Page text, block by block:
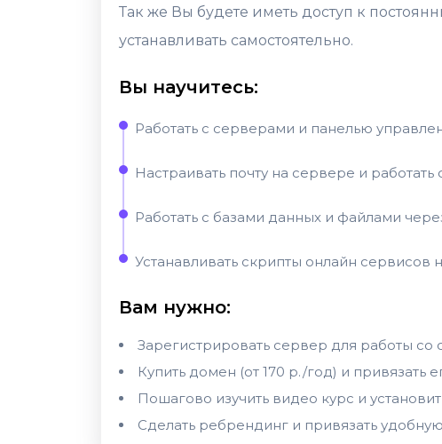
Так же Вы будете иметь доступ к
устанавливать самостоятельно.
Вы научитесь:
Работать с серверами и панелью
Настраивать почту на сервере и
Работать с базами данных и файлами
Устанавливать скрипты онлайн сервисов
Вам нужно:
Зарегистрировать сервер для работы со
Купить домен (от 170 р./год) и привязать
Пошагово изучить видео курс и
Сделать ребрендинг и привязать